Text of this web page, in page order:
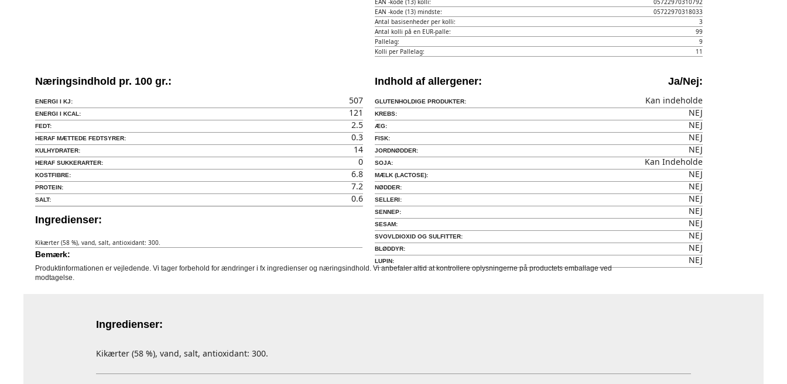
EAN -kode (13) kolli:
05722970310792
EAN -kode (13) mindste:
05722970318033
Antal basisenheder per kolli:
3
Antal kolli på en EUR-palle:
99
Pallelag:
9
Kolli per Pallelag:
11
Næringsindhold pr. 100 gr.:
ENERGI I KJ: 507
ENERGI I KCAL: 121
FEDT: 2.5
HERAF MÆTTEDE FEDTSYRER: 0.3
KULHYDRATER: 14
HERAF SUKKERARTER: 0
KOSTFIBRE: 6.8
PROTEIN: 7.2
SALT: 0.6
Ingredienser:
Kikærter (58 %), vand, salt, antioxidant: 300.
Indhold af allergener: Ja/Nej:
GLUTENHOLDIGE PRODUKTER: Kan indeholde
KREBS: NEJ
ÆG: NEJ
FISK: NEJ
JORDNØDDER: NEJ
SOJA: Kan Indeholde
MÆLK (LACTOSE): NEJ
NØDDER: NEJ
SELLERI: NEJ
SENNEP: NEJ
SESAM: NEJ
SVOVLDIOXID OG SULFITTER: NEJ
BLØDDYR: NEJ
LUPIN: NEJ
Bemærk:
Produktinformationen er vejledende. Vi tager forbehold for ændringer i fx ingredienser og næringsindhold. Vi anbefaler altid at kontrollere oplysningerne på productets emballage ved
modtagelse.
Ingredienser:
Kikærter (58 %), vand, salt, antioxidant: 300.